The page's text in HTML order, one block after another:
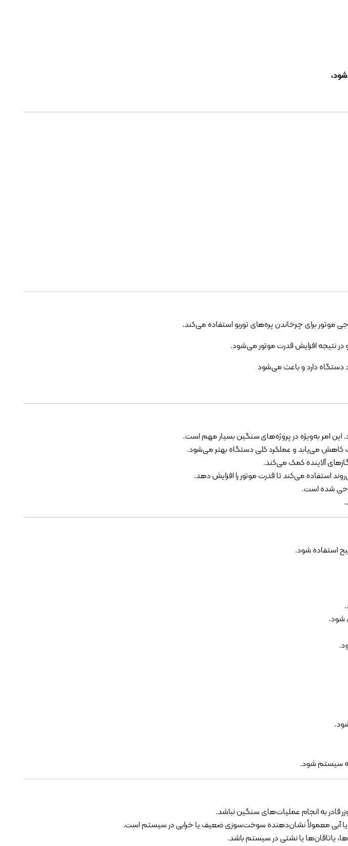
موتور برای چرخاندن پره‌های توربو استفاده می‌کند.
در نتیجه افزایش قدرت موتور می‌شود.
دستگاه دارد و باعث می‌شود
این امر به‌ویژه در پروژه‌های سنگین بسیار مهم است.
می‌یابد و عملکرد کلی دستگاه بهتر می‌شود.
آلاینده کمک می‌کند.
استفاده می‌کند تا قدرت موتور را افزایش دهد.
شده است.
استفاده شود.
شود.
به سیستم شود.
قادر به انجام عملیات‌های سنگین نباشد.
یا آبی معمولاً نشان‌دهنده سوخت‌سوزی ضعیف یا خرابی در سیستم است.
یاتاقان‌ها یا نشتی در سیستم باشد.